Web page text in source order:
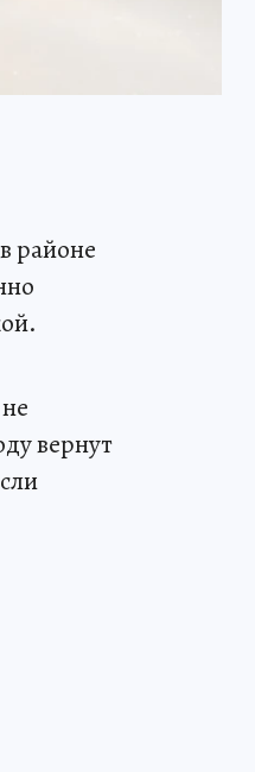
районе
вернут